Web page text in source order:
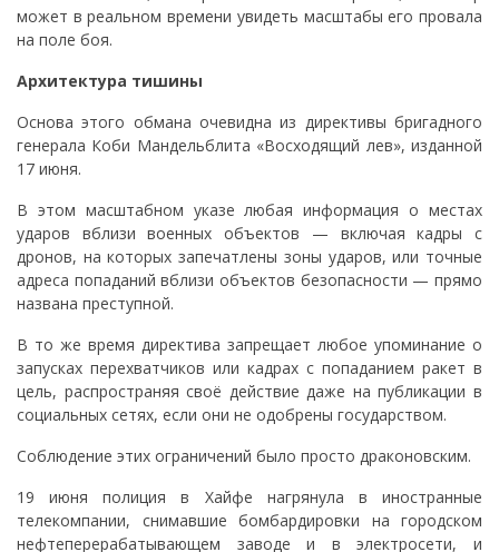
может в реальном времени увидеть масштабы его провала
на поле боя.
Архитектура тишины
Основа этого обмана очевидна из директивы бригадного
генерала Коби Мандельблита «Восходящий лев», изданной
17 июня.
В этом масштабном указе любая информация о местах
ударов вблизи военных объектов — включая кадры с
дронов, на которых запечатлены зоны ударов, или точные
адреса попаданий вблизи объектов безопасности — прямо
названа преступной.
В то же время директива запрещает любое упоминание о
запусках перехватчиков или кадрах с попаданием ракет в
цель, распространяя своё действие даже на публикации в
социальных сетях, если они не одобрены государством.
Соблюдение этих ограничений было просто драконовским.
19 июня полиция в Хайфе нагрянула в иностранные
телекомпании, снимавшие бомбардировки на городском
нефтеперерабатывающем заводе и в электросети, и